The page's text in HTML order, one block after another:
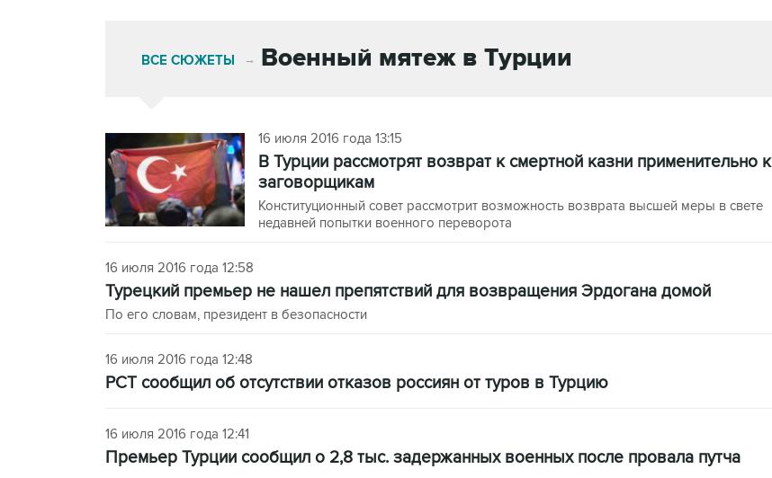
ВСЕ СЮЖЕТЫ → Военный мятеж в Турции
16 июля 2016 года 13:15
В Турции рассмотрят возврат к смертной казни применительно к
заговорщикам
Конституционный совет рассмотрит возможность возврата высшей меры в свете
недавней попытки военного переворота
16 июля 2016 года 12:58
Турецкий премьер не нашел препятствий для возвращения Эрдогана домой
По его словам, президент в безопасности
16 июля 2016 года 12:48
РСТ сообщил об отсутствии отказов россиян от туров в Турцию
16 июля 2016 года 12:41
Премьер Турции сообщил о 2,8 тыс. задержанных военных после провала путча